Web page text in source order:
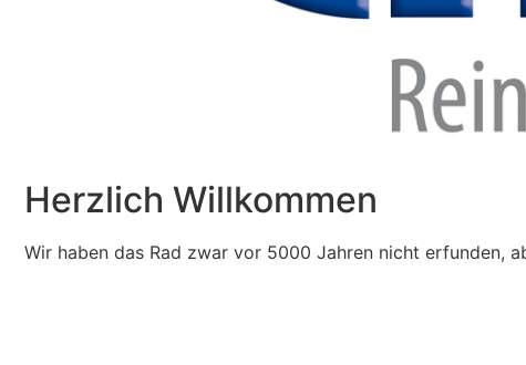
Herzlich Willkommen
Wir haben das Rad zwar vor 5000 Jahren nicht erfunden,